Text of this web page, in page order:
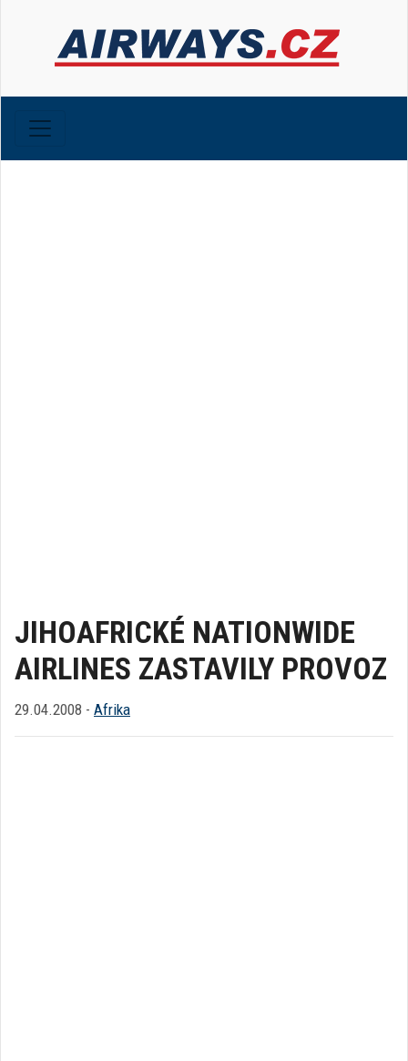
JIHOAFRICKÉ NATIONWIDE
AIRLINES ZASTAVILY PROVOZ
29.04.2008 - Afrika